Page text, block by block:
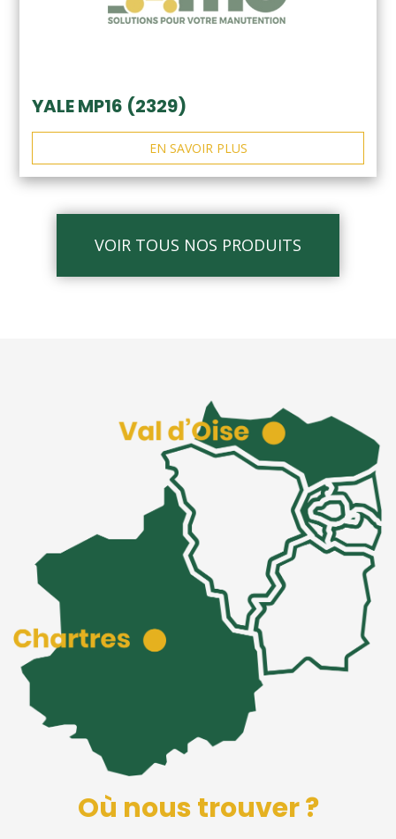
YALE MP16 (2329)
EN SAVOIR PLUS
VOIR TOUS NOS PRODUITS
Où nous trouver ?